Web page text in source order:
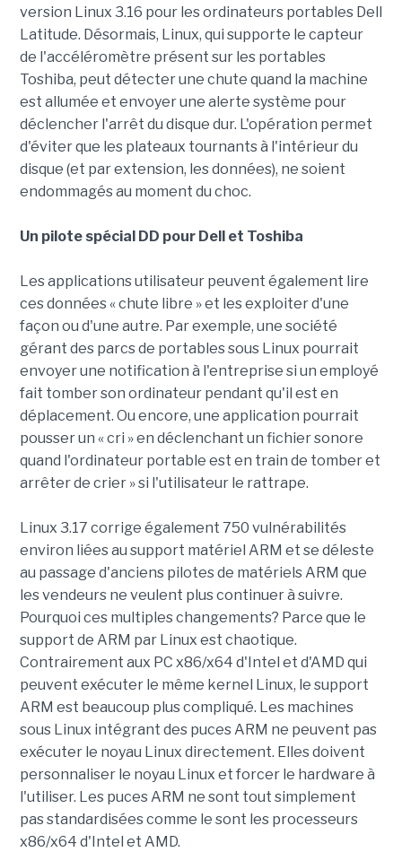
version Linux 3.16 pour les ordinateurs portables Dell
Latitude. Désormais, Linux, qui supporte le capteur
de l'accéléromètre présent sur les portables
Toshiba, peut détecter une chute quand la machine
est allumée et envoyer une alerte système pour
déclencher l'arrêt du disque dur. L'opération permet
d'éviter que les plateaux tournants à l'intérieur du
disque (et par extension, les données), ne soient
endommagés au moment du choc.
Un pilote spécial DD pour Dell et Toshiba
Les applications utilisateur peuvent également lire
ces données « chute libre » et les exploiter d'une
façon ou d'une autre. Par exemple, une société
gérant des parcs de portables sous Linux pourrait
envoyer une notification à l'entreprise si un employé
fait tomber son ordinateur pendant qu'il est en
déplacement. Ou encore, une application pourrait
pousser un « cri » en déclenchant un fichier sonore
quand l'ordinateur portable est en train de tomber et
arrêter de crier » si l'utilisateur le rattrape.
Linux 3.17 corrige également 750 vulnérabilités
environ liées au support matériel ARM et se déleste
au passage d'anciens pilotes de matériels ARM que
les vendeurs ne veulent plus continuer à suivre.
Pourquoi ces multiples changements? Parce que le
support de ARM par Linux est chaotique.
Contrairement aux PC x86/x64 d'Intel et d'AMD qui
peuvent exécuter le même kernel Linux, le support
ARM est beaucoup plus compliqué. Les machines
sous Linux intégrant des puces ARM ne peuvent pas
exécuter le noyau Linux directement. Elles doivent
personnaliser le noyau Linux et forcer le hardware à
l'utiliser. Les puces ARM ne sont tout simplement
pas standardisées comme le sont les processeurs
x86/x64 d'Intel et AMD.